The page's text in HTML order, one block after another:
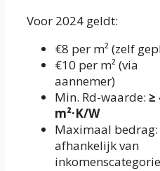
Voor 2024 geldt:
€8 per m² (zelf
€10 per m² (via
aannemer)
Min. Rd-waarde: ≥
m²·K/W
Maximaal bedrag:
afhankelijk van
inkomenscategorie